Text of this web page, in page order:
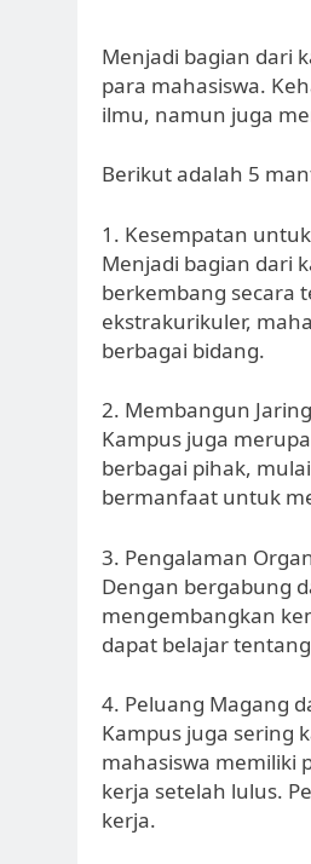
Menjadi bagian dari
para mahasiswa.
ilmu, namun juga
Berikut adalah 5
1. Kesempatan
Menjadi bagian dari
berkembang secara
ekstrakurikuler,
berbagai bidang.
2. Membangun
Kampus juga
berbagai pihak,
bermanfaat untuk
3. Pengalaman
Dengan bergabung
mengembangkan
dapat belajar
4. Peluang Magang
Kampus juga sering
mahasiswa memiliki
kerja setelah lulus.
kerja.